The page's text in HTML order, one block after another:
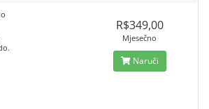
R$349,00
Mjesečno
Naruči